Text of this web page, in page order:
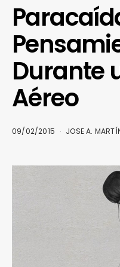
Durante
Aéreo
09/02/2015 JOSE A.